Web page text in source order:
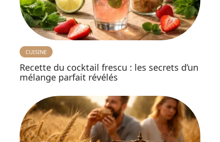
CUISINE
Recette du cocktail frescu : les secrets d’un
mélange parfait révélés